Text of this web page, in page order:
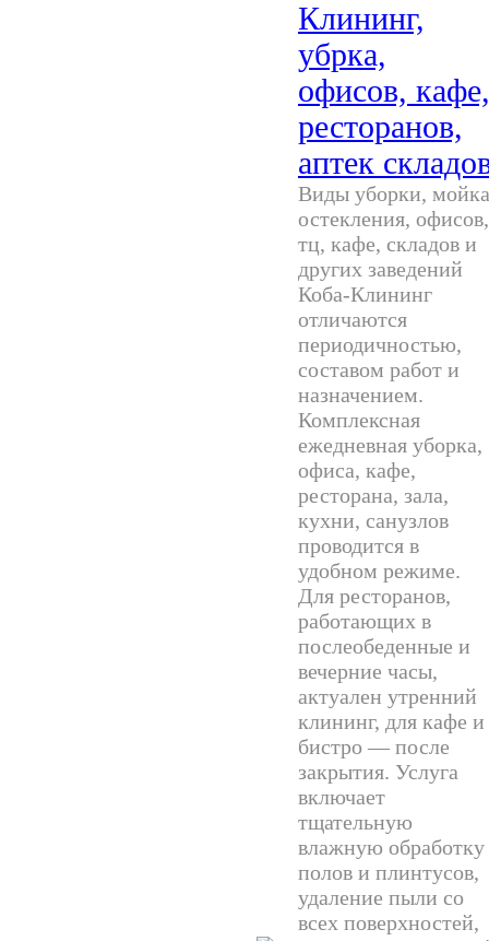
Клининг,
убрка,
офисов, кафе,
ресторанов,
аптек
Виды уборки, мойка
остекления, офисов,
тц, кафе, складов и
других заведений
Коба-Клининг
отличаются
периодичностью,
составом работ и
назначением.
Комплексная
ежедневная уборка,
офиса, кафе,
ресторана, зала,
кухни, санузлов
проводится в
удобном режиме.
Для ресторанов,
работающих в
послеобеденные и
вечерние часы,
актуален утренний
клининг, для кафе и
бистро — после
закрытия. Услуга
включает
тщательную
влажную обработку
полов и плинтусов,
удаление пыли со
всех поверхностей,